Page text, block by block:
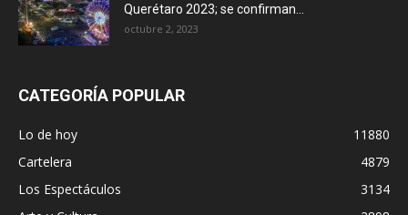
Querétaro 2023; se confirman...
octubre 2, 2023
CATEGORÍA POPULAR
Lo de hoy
11880
Cartelera
4879
Los Espectáculos
3134